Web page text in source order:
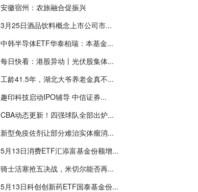
安徽宿州：农旅融合促振兴
3月25日酒品饮料概念上市公司市...
中韩半导体ETF华泰柏瑞：本基金...
每日快看：港股异动丨光伏股集体...
工龄41.5年，湖北大爷养老金真不...
趣印科技启动IPO辅导 中信证券...
CBA动态更新！四强球队全部出炉...
新型免疫佐剂让部分难治实体瘤消...
5月13日消费ETF汇添富基金份额增...
骑士活塞抢五决战，米切尔能否再...
5月13日科创创新药ETF国泰基金份...